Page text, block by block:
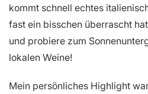
kommt schnell echtes
fast ein bisschen überrascht
und probiere zum
lokalen Weine!
Mein persönliches Highlight